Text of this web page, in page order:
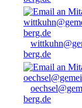
berg.de
berg.de